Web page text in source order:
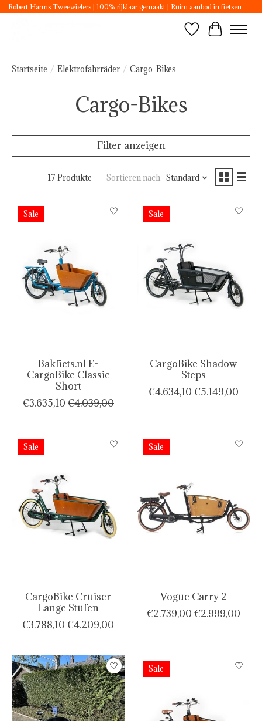
Robert Harms Tweewielers | 100% rijklaar gemaakt | Ruim aanbod in fietsen
Wunschzettel
Ihr
Startseite / Elektrofahrräder / Cargo-Bikes
Cargo-Bikes
Filter anzeigen
17 Produkte Sortieren nach Standard
Sale
Bakfiets.nl E-
CargoBike Classic
Short
€3.635,10 €4.039,00
Sale
CargoBike Shadow
Steps
€4.634,10 €5.149,00
Sale
CargoBike Cruiser
Lange Stufen
€3.788,10 €4.209,00
Sale
Vogue Carry 2
€2.739,00 €2.999,00
Sale